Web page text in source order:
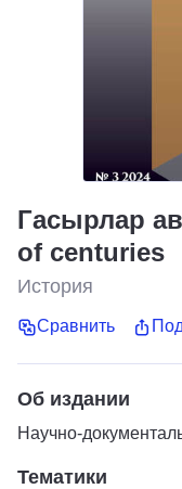
Гасырлар
of centuries
История
Сравнить
Об издании
Научно-
Тематики